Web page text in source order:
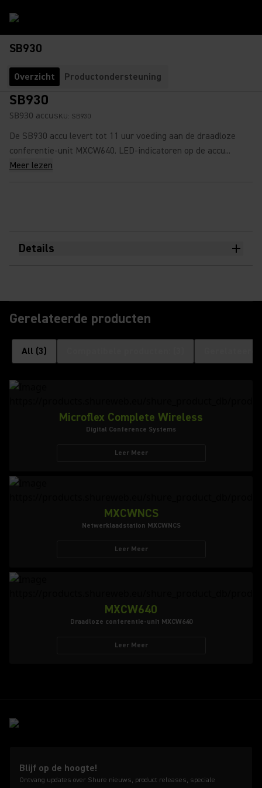
SB930
Overzicht Productondersteuning
SB930
SB930 accu SKU: SB930
De SB930 accu levert tot 11 uur voeding aan de draadloze
conferentie-unit MXCW640. LED-indicatoren op de accu...
Meer lezen
Details
Gerelateerde producten
All (3)
Microflex Complete Wireless
Digital Conference Systems
Leer Meer
MXCWNCS
Netwerklaadstation MXCWNCS
Leer Meer
MXCW640
Draadloze conferentie-unit MXCW640
Leer Meer
Blijf op de hoogte!
Ontvang updates over Shure nieuws, product releases, speciale